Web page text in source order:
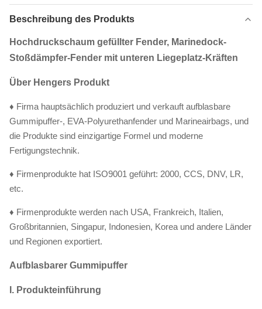
Beschreibung des Produkts
Hochdruckschaum gefüllter Fender, Marinedock-
Stoßdämpfer-Fender mit unteren Liegeplatz-Kräften
Über Hengers Produkt
♦ Firma hauptsächlich produziert und verkauft aufblasbare
Gummipuffer-, EVA-Polyurethanfender und Marineairbags, und
die Produkte sind einzigartige Formel und moderne
Fertigungstechnik.
♦ Firmenprodukte hat ISO9001 geführt: 2000, CCS, DNV, LR,
etc.
♦ Firmenprodukte werden nach USA, Frankreich, Italien,
Großbritannien, Singapur, Indonesien, Korea und andere Länder
und Regionen exportiert.
Aufblasbarer Gummipuffer
I. Produkteinführung